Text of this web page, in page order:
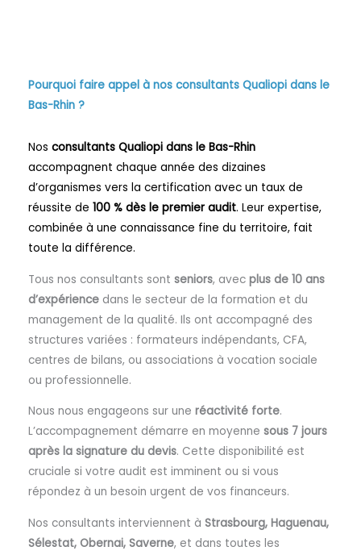
Pourquoi faire appel à nos consultants Qualiopi dans le
Bas-Rhin ?
Nos consultants Qualiopi dans le Bas-Rhin
accompagnent chaque année des dizaines
d’organismes vers la certification avec un taux de
réussite de 100 % dès le premier audit. Leur expertise,
combinée à une connaissance fine du territoire, fait
toute la différence.
Tous nos consultants sont seniors, avec plus de 10 ans
d’expériencedans le secteur de la formation et du
management de la qualité. Ils ont accompagné des
structures variées : formateurs indépendants, CFA,
centres de bilans, ou associations à vocation sociale
ou professionnelle.
Nous nous engageons sur une réactivité forte.
L’accompagnement démarre en moyenne sous 7 jours
après la signature du devis. Cette disponibilité est
cruciale si votre audit est imminent ou si vous
répondez à un besoin urgent de vos financeurs.
Nos consultants interviennent à Strasbourg, Haguenau,
Sélestat, Obernai, Saverne, et dans toutes les